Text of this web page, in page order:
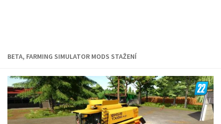
BETA, FARMING SIMULATOR MODS STAŽENÍ